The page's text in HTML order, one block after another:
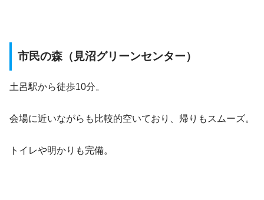
市民の森（見沼グリーンセンター）
土呂駅から徒歩10分。
会場に近いながらも比較的空いており、帰りもスムーズ。
トイレや明かりも完備。